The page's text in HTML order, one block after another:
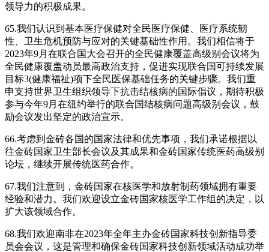
领导力的积极成果。
65.我们认识到基本医疗保健对全民医疗保健、医疗系统韧
性、卫生危机预防与应对的关键基础性作用。我们相信将于
2023年9月在联合国大会召开的全民健康覆盖高级别会议将为
全民健康覆盖动员最高政治支持，促进实现联合国可持续发展
目标3(健康福祉)项下全民医保基础任务的关键步骤。我们重
申支持世界卫生组织领导下抗击结核病的国际倡议，期待积极
参与今年9月在纽约举行的联合国结核病问题高级别会议，鼓
励会议发出坚定的政治宣示。
66.考虑到金砖各国的国家法律和优先事项，我们承诺根据以
往金砖国家卫生部长会议及其成果和金砖国家传统医药高级别
论坛，继续开展传统医药合作。
67.我们注意到，金砖国家在核医学和放射制药领域拥有重要
经验和潜力。我们欢迎设立金砖国家核医学工作组的决定，以
扩大该领域合作。
68.我们欢迎南非在2023年全年主办金砖国家科技创新指导委
员会会议，这是管理和确保金砖国家科技创新领域活动成功举